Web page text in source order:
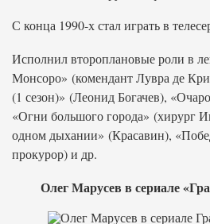
С конца 1990-х стал играть в
Исполнил второплановые роли в
Монсоро» (комендант Лувра де
(1 сезон)» (Леонид Богачев),
«Огни большого города» (хирург
одном дыхании» (Красавин),
прокурор) и др.
Олег Марусев в сериале